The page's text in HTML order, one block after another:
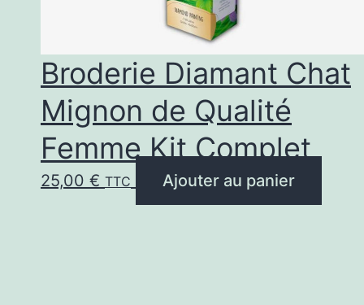
Broderie Diamant Chat
Mignon de Qualité
Femme Kit Complet
25,00 € TTC Ajouter au panier